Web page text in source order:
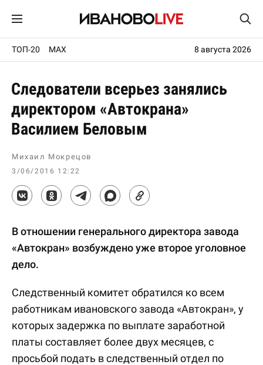
ТОП-20 MAX 8 августа 2026
Следователи всерьез занялись
директором «Автокрана»
Василием Беловым
Михаил Мокрецов
3/06/2016 12:22
В отношении генерального директора завода
«Автокран» возбуждено уже второе уголовное
дело.
Следственный комитет обратился ко всем
работникам ивановского завода «Автокран», у
которых задержка по выплате заработной
платы составляет более двух месяцев, с
просьбой подать в следственный отдел по